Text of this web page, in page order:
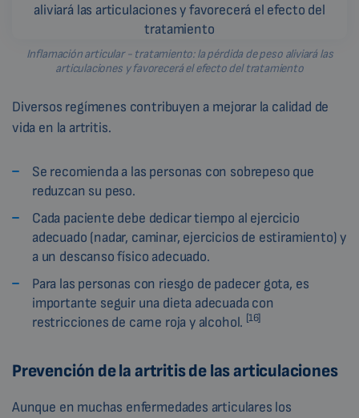
Inflamación articular - tratamiento: la pérdida de peso aliviará las
articulaciones y favorecerá el efecto del tratamiento
Diversos regímenes contribuyen a mejorar la calidad de
vida en la artritis.
Se recomienda a las personas con sobrepeso que
reduzcan su peso.
Cada paciente debe dedicar tiempo al ejercicio
adecuado (nadar, caminar, ejercicios de estiramiento) y
a un descanso físico adecuado.
Para las personas con riesgo de padecer gota, es
importante seguir una dieta adecuada con
restricciones de carne roja y alcohol. [16]
Prevención de la artritis de las articulaciones
Aunque en muchas enfermedades articulares los